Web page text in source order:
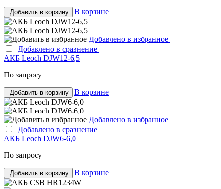
Добавить в корзину В корзине
Добавлено в избранное
Добавлено в сравнение
АКБ Leoch DJW12-6,5
По запросу
Добавить в корзину В корзине
Добавлено в избранное
Добавлено в сравнение
АКБ Leoch DJW6-6,0
По запросу
Добавить в корзину В корзине